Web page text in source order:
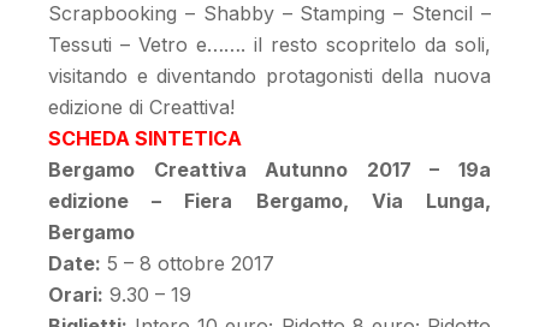
Scrapbooking – Shabby – Stamping – Stencil –
Tessuti – Vetro e……. il resto scopritelo da soli,
visitando e diventando protagonisti della nuova
edizione di Creattiva!
SCHEDA SINTETICA
Bergamo Creattiva Autunno 2017 – 19a
edizione – Fiera Bergamo, Via Lunga,
Bergamo
Date: 5 – 8 ottobre 2017
Orari: 9.30 – 19